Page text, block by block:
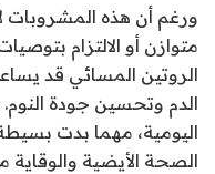
ورغم أن هذه المشروبات
متوازن أو الالتزام
الروتين المسائي قد
الدم وتحسين جودة النوم.
اليومية، مهما بدت
الصحة الأيضية والوقاية